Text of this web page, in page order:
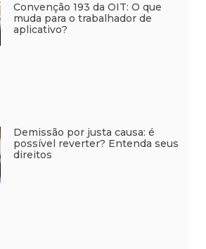
Convenção 193 da OIT: O que
muda para o trabalhador de
aplicativo?
Demissão por justa causa: é
possível reverter? Entenda seus
direitos